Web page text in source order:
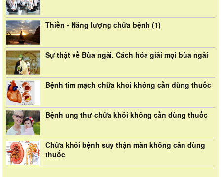
Thiền - Năng lượng chữa bệnh (1)
Sự thật về Bùa ngải. Cách hóa giải mọi bùa ngải
Bệnh tim mạch chữa khỏi không cần dùng thuốc
Bệnh ung thư chữa khỏi không cần dùng thuốc
Chữa khỏi bệnh suy thận mãn không cần dùng
thuốc